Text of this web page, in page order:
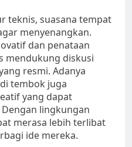
teknis, suasana tempat
menyenangkan.
dan penataan
mendukung diskusi
resmi. Adanya
tembok juga
yang dapat
lingkungan
merasa lebih terlibat
ide mereka.